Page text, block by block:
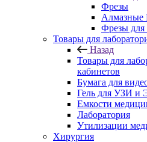
Фрезы
Фрезы для
Товары для
Назад
Товары для
кабинетов
Бумага для
Гель для УЗИ и
Емкости
Лаборатория
Утилизации
Хирургия